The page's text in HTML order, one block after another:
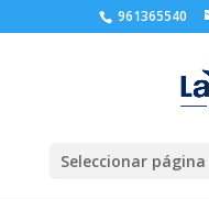
961365540
Seleccionar página